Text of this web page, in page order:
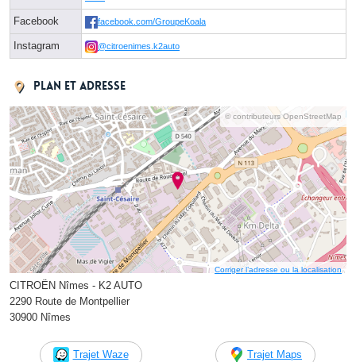
Facebook facebook.com/GroupeKoala
Instagram @citroenimes.k2auto
Plan et adresse
© contributeurs OpenStreetMap
Corriger l’adresse ou la localisation
CITROËN Nîmes - K2 AUTO
2290 Route de Montpellier
30900 Nîmes
Trajet Waze Trajet Maps